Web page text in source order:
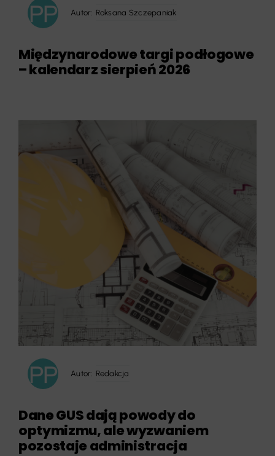
Autor: Roksana Szczepaniak
Międzynarodowe targi podłogowe
– kalendarz sierpień 2026
Autor: Redakcja
Dane GUS dają powody do
optymizmu, ale wyzwaniem
pozostaje administracja